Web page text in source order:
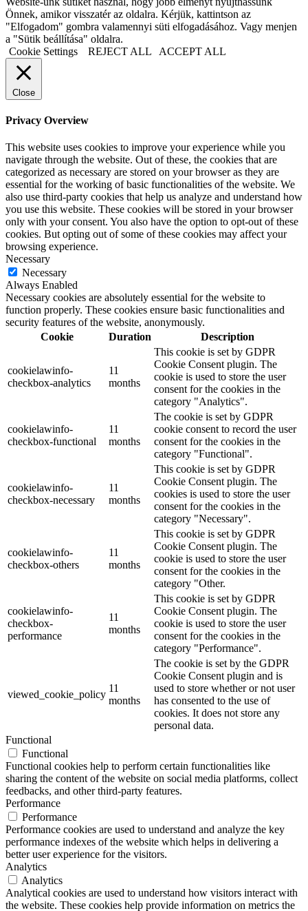
Önnek, amikor visszatér az oldalra. Kérjük, kattintson az
"Elfogadom" gombra valamennyi süti elfogadásához. Vagy menjen
a "Sütik beállítása" oldalra.
Cookie Settings
REJECT ALL ACCEPT ALL
Close
Privacy Overview
This website uses cookies to improve your experience while you
navigate through the website. Out of these, the cookies that are
categorized as necessary are stored on your browser as they are
essential for the working of basic functionalities of the website. We
also use third-party cookies that help us analyze and understand how
you use this website. These cookies will be stored in your browser
only with your consent. You also have the option to opt-out of these
cookies. But opting out of some of these cookies may affect your
browsing experience.
Necessary
Necessary
Always Enabled
Necessary cookies are absolutely essential for the website to
function properly. These cookies ensure basic functionalities and
security features of the website, anonymously.
Cookie
Duration Description
cookielawinfo-
checkbox-analytics
11
months
This cookie is set by GDPR
Cookie Consent plugin. The
cookie is used to store the user
consent for the cookies in the
category "Analytics".
cookielawinfo-
checkbox-functional
11
months
The cookie is set by GDPR
cookie consent to record the user
consent for the cookies in the
category "Functional".
cookielawinfo-
checkbox-necessary
11
months
This cookie is set by GDPR
Cookie Consent plugin. The
cookies is used to store the user
consent for the cookies in the
category "Necessary".
cookielawinfo-
checkbox-others
11
months
This cookie is set by GDPR
Cookie Consent plugin. The
cookie is used to store the user
consent for the cookies in the
category "Other.
cookielawinfo-
checkbox-
performance
11
months
This cookie is set by GDPR
Cookie Consent plugin. The
cookie is used to store the user
consent for the cookies in the
category "Performance".
viewed_cookie_policy
11
months
The cookie is set by the GDPR
Cookie Consent plugin and is
used to store whether or not user
has consented to the use of
cookies. It does not store any
personal data.
Functional
Functional
Functional cookies help to perform certain functionalities like
sharing the content of the website on social media platforms, collect
feedbacks, and other third-party features.
Performance
Performance
Performance cookies are used to understand and analyze the key
performance indexes of the website which helps in delivering a
better user experience for the visitors.
Analytics
Analytics
Analytical cookies are used to understand how visitors interact with
the website. These cookies help provide information on metrics the